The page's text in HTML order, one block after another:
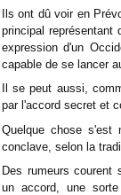
Ils ont dû voir en
principal représentant
expression d'un
capable de se lancer
Il se peut aussi,
par l'accord secret et
Quelque chose s'est
conclave, selon la
Des rumeurs courent
un accord, une